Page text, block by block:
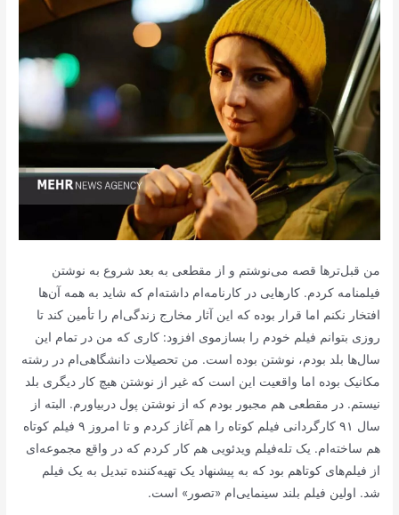
من قبل‌ترها قصه می‌نوشتم و از مقطعی به بعد شروع به نوشتن
فیلمنامه کردم. کارهایی در کارنامه‌ام داشته‌ام که شاید به همه آن‌ها
افتخار نکنم اما قرار بوده که این آثار مخارج زندگی‌ام را تأمین کند تا
روزی بتوانم فیلم خودم را بسازموی افزود: کاری که من در تمام این
سال‌ها بلد بودم، نوشتن بوده است. من تحصیلات دانشگاهی‌ام در رشته
مکانیک بوده اما واقعیت این است که غیر از نوشتن هیچ کار دیگری بلد
نیستم. در مقطعی هم مجبور بودم که از نوشتن پول دربیاورم. البته از
سال ۹۱ کارگردانی فیلم کوتاه را هم آغاز کردم و تا امروز ۹ فیلم کوتاه
هم ساخته‌ام. یک تله‌فیلم ویدئویی هم کار کردم که در واقع مجموعه‌ای
از فیلم‌های کوتاهم بود که به پیشنهاد یک تهیه‌کننده تبدیل به یک فیلم
شد. اولین فیلم بلند سینمایی‌ام «تصور» است.